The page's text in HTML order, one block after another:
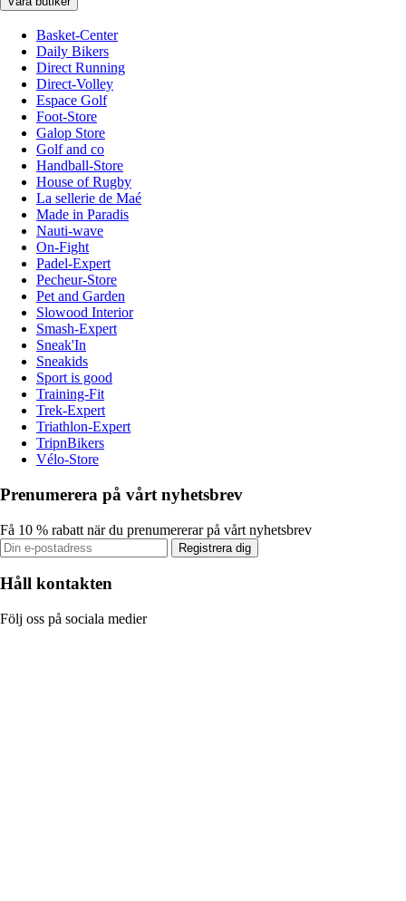
Basket-Center
Daily Bikers
Direct Running
Direct-Volley
Espace Golf
Foot-Store
Galop Store
Golf and co
Handball-Store
House of Rugby
La sellerie de Maé
Made in Paradis
Nauti-wave
On-Fight
Padel-Expert
Pecheur-Store
Pet and Garden
Slowood Interior
Smash-Expert
Sneak'In
Sneakids
Sport is good
Training-Fit
Trek-Expert
Triathlon-Expert
TripnBikers
Vélo-Store
Prenumerera på vårt nyhetsbrev
Få 10 % rabatt när du prenumererar på vårt nyhetsbrev
Registrera dig
Håll kontakten
Följ oss på sociala medier